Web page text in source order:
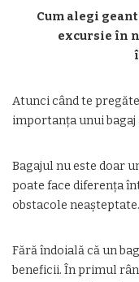
Cum alegi
excursie în
Atunci când te
importanța unui bagaj
Bagajul nu este doar
poate face diferența
obstacole neașteptate.
Fără îndoială că un
beneficii. În primul